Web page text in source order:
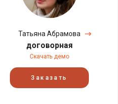
Татьяна Абрамова
договорная
Скачать демо
Заказать